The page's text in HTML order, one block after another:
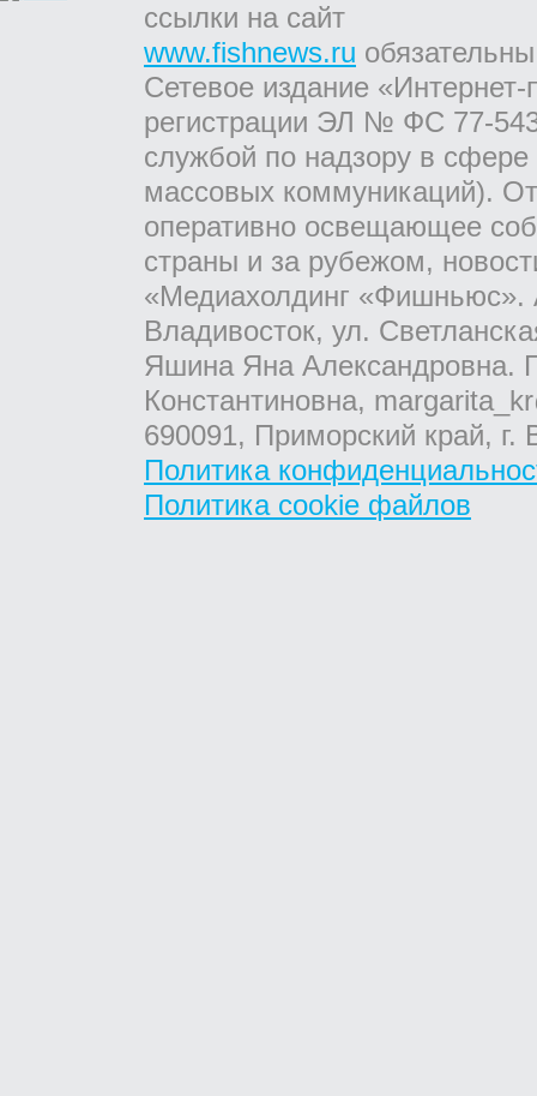
ссылки на сайт
www.fishnews.ru
Сетевое издание
регистрации ЭЛ № ФС 77-
службой по надзору в
массовых коммуникаций).
оперативно освещающее
страны и за рубежом,
«Медиахолдинг «Фишньюс».
Владивосток, ул.
Яшина Яна Александровна.
Константиновна,
690091, Приморский край,
Политика
Политика cookie файлов